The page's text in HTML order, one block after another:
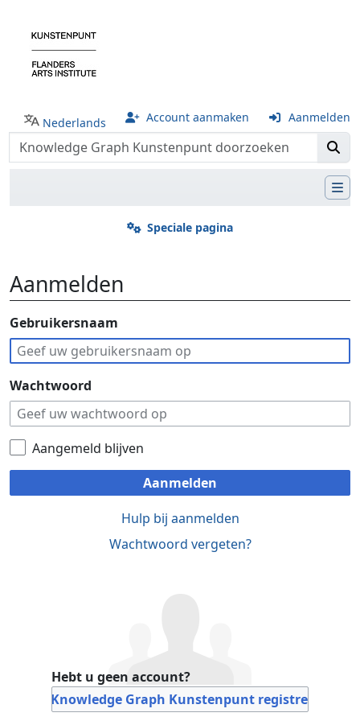
Nederlands Account aanmaken Aanmelden
Speciale pagina
Aanmelden
Ga naar:navigatie,
Gebruikersnaam
Wachtwoord
Aangemeld blijven
Aanmelden
Hulp bij aanmelden
Wachtwoord vergeten?
Hebt u geen account?
Bij Knowledge Graph Kunstenpunt registreren